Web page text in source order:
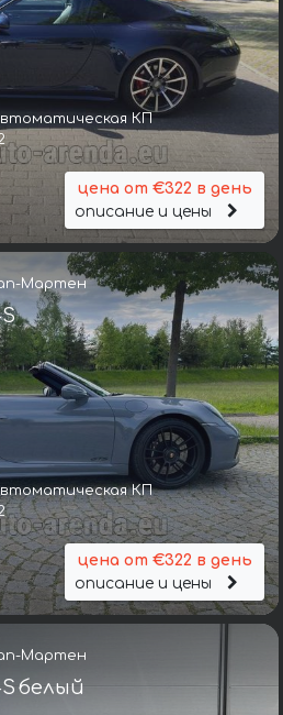
КП
цена от €322 в день
описание и цены
Мартен
КП
цена от €322 в день
описание и цены
Мартен
белый